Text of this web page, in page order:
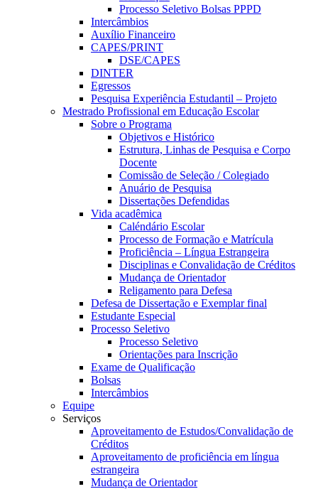
Processo Seletivo Bolsas PPPD
Intercâmbios
Auxílio Financeiro
CAPES/PRINT
DSE/CAPES
DINTER
Egressos
Pesquisa Experiência Estudantil – Projeto
Mestrado Profissional em Educação Escolar
Sobre o Programa
Objetivos e Histórico
Estrutura, Linhas de Pesquisa e Corpo
Docente
Comissão de Seleção / Colegiado
Anuário de Pesquisa
Dissertações Defendidas
Vida acadêmica
Caléndário Escolar
Processo de Formação e Matrícula
Proficiência – Língua Estrangeira
Disciplinas e Convalidação de Créditos
Mudança de Orientador
Religamento para Defesa
Defesa de Dissertação e Exemplar final
Estudante Especial
Processo Seletivo
Processo Seletivo
Orientações para Inscrição
Exame de Qualificação
Bolsas
Intercâmbios
Equipe
Serviços
Aproveitamento de Estudos/Convalidação de
Créditos
Aproveitamento de proficiência em língua
estrangeira
Mudança de Orientador